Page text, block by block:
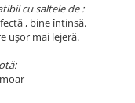
cu saltele de :
, bine întinsă.
ușor mai lejeră.